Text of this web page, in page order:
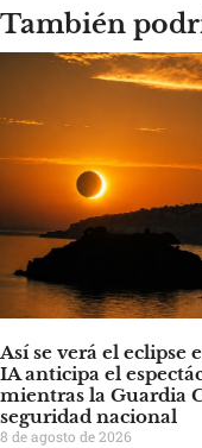
También
Así se verá el eclipse
IA anticipa el
mientras la Guardia
seguridad nacional
8 de agosto de 2026